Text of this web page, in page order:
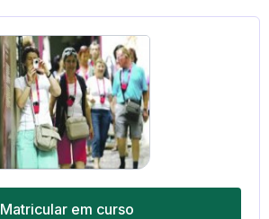
Matricular em curso